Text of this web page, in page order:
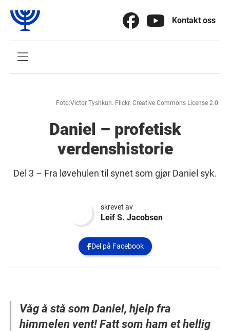
  Kontakt oss

Foto:Victor Tyshkun. Flickr. Creative Commons License 2.0.
Daniel – profetisk
verdenshistorie
Del 3 – Fra løvehulen til synet som gjør Daniel syk.
skrevet av
Leif S. Jacobsen
Del på Facebook
Våg å stå som Daniel, hjelp fra
himmelen vent! Fatt som ham et hellig